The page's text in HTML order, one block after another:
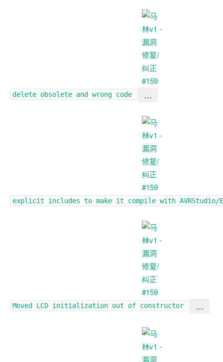
delete obsolete and wrong code …
explicit includes to make it compile with AVRStudio/
Moved LCD initialization out of constructor …